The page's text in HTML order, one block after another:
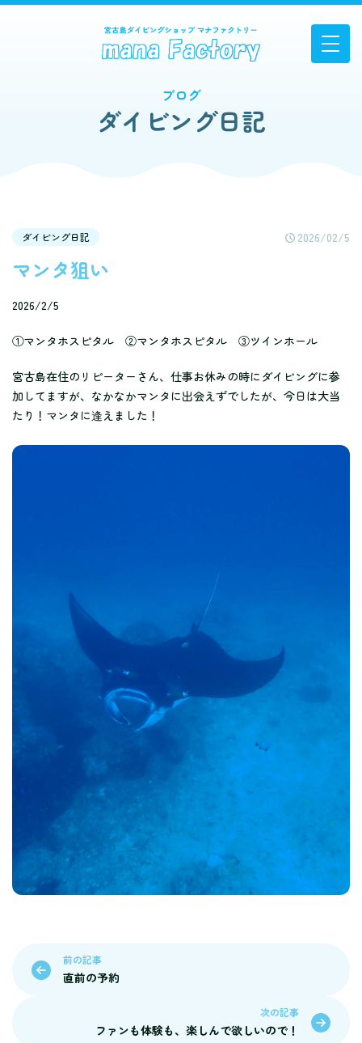
ブログ
ダイビング日記
ダイビング日記 2026/02/5
マンタ狙い
2026/2/5
①マンタホスピタル ②マンタホスピタル ③ツインホール
宮古島在住のリピーターさん、仕事お休みの時にダイビングに参
加してますが、なかなかマンタに出会えずでしたが、今日は大当
たり！マンタに逢えました！
前の記事
直前の予約
次の記事
ファンも体験も、楽しんで欲しいので！